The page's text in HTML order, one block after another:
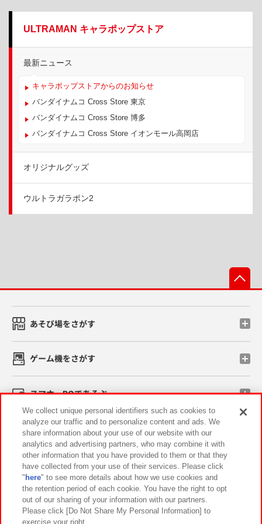
ULTRAMAN キャラポップストア
最新ニュース
キャラポップストアからのお知らせ
バンダイナムコ Cross Store 東京
バンダイナムコ Cross Store 博多
バンダイナムコ Cross Store イオンモール高岡店
オリジナルグッズ
ウルトラガラポン2
あそび場をさがす
ゲーム機をさがす
スマホ・PCであそぶ
イベント・キャンペーン
関連会社 サステナビリティ サイトポリシー
プライバシーポリシー ウェブアクセシビリティ方針と検証結果
We collect unique personal identifiers such as cookies to
analyze our traffic and to personalize content and ads. We
share information about your use of our website with our
analytics and advertising partners, who may combine it with
other information that you have provided to them or that they
have collected from your use of their services. Please click
" here" to see more details about how we use cookies and
the retention period of each cookie. You have the right to opt
out of our sharing of your information with our partners.
Please click [Do Not Share My Personal Information] to
exercise your right.